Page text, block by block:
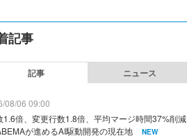
記事
記事 ニュース
08/06 09:00
1.6倍、変更行数1.8倍、平均マージ時間37%削減
が進めるAI駆動開発の現在地
NEW